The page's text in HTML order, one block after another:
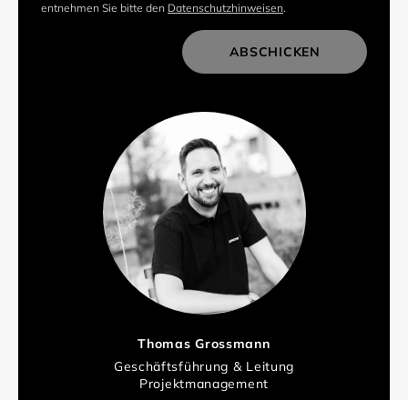
Thomas Grossmann
Geschäftsführung & Leitung
Projektmanagement
entnehmen Sie bitte den Datenschutzhinweisen.
ABSCHICKEN